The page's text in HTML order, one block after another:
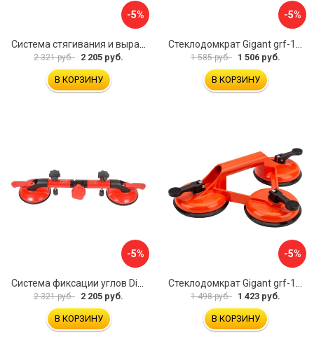
-5%
2 321 руб. 2 205 руб.
В КОРЗИНУ
-5%
1 585 руб. 1 506 руб.
В КОРЗИНУ
-5%
2 321 руб. 2 205 руб.
В КОРЗИНУ
-5%
1 498 руб. 1 423 руб.
В КОРЗИНУ